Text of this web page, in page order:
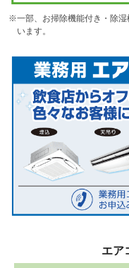
※一部、お掃除機能付き・除
います。
エア